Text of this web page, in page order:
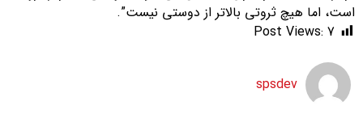
است، اما هیچ ثروتی بالاتر از دوستی نیست”.
Post Views: 7
spsdev